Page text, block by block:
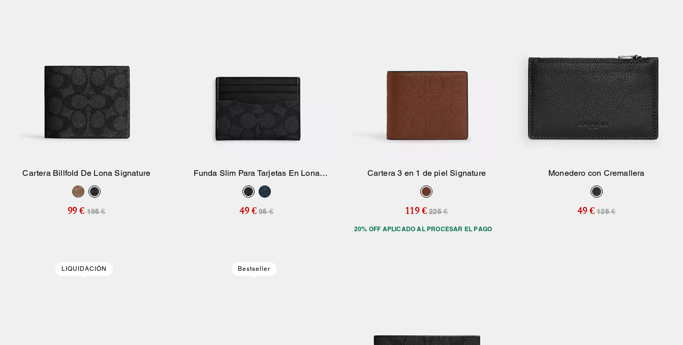
Añadir A La Cesta
Cartera Billfold De Lona Signature
99 € 195 €
Añadir A La Cesta
Funda Slim Para Tarjetas En Lona
Signature
49 € 95 €
Añadir A La Cesta
Cartera 3 en 1 de piel Signature
119 € 225 €
20% OFF APLICADO AL PROCESAR EL PAGO
Monedero con Cremallera
49 € 125 €
LIQUIDACIÓN Bestseller